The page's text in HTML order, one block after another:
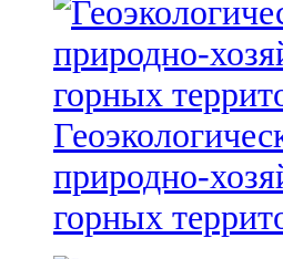
природно-
горных